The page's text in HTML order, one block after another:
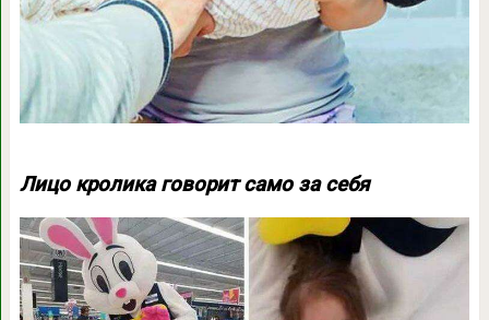
Лицо кролика говорит само за себя